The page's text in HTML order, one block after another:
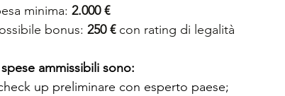
minima: 2.000 €
bonus: 250 € con rating di legalità
ammissibili sono:
up preliminare con esperto paese;